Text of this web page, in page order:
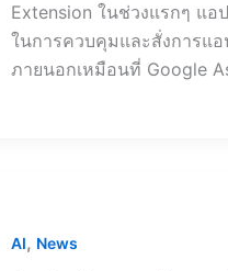
Extension ในช่วงแรกๆ แอ
ในการควบคุมและสั่งการแ
ภายนอกเหมือนที่ Google
AI, News